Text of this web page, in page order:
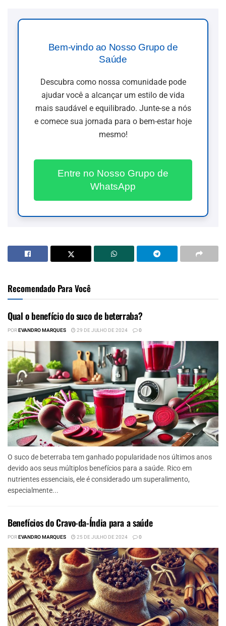
Bem-vindo ao Nosso Grupo de
Saúde
Descubra como nossa comunidade pode
ajudar você a alcançar um estilo de vida
mais saudável e equilibrado. Junte-se a nós
e comece sua jornada para o bem-estar hoje
mesmo!
Entre no Nosso Grupo de
WhatsApp
Recomendado Para Você
Qual o benefício do suco de beterraba?
POREVANDRO MARQUES 29 DE JULHO DE 2024 0
O suco de beterraba tem ganhado popularidade nos últimos anos
devido aos seus múltiplos benefícios para a saúde. Rico em
nutrientes essenciais, ele é considerado um superalimento,
especialmente...
Benefícios do Cravo-da-Índia para a saúde
POREVANDRO MARQUES 25 DE JULHO DE 2024 0